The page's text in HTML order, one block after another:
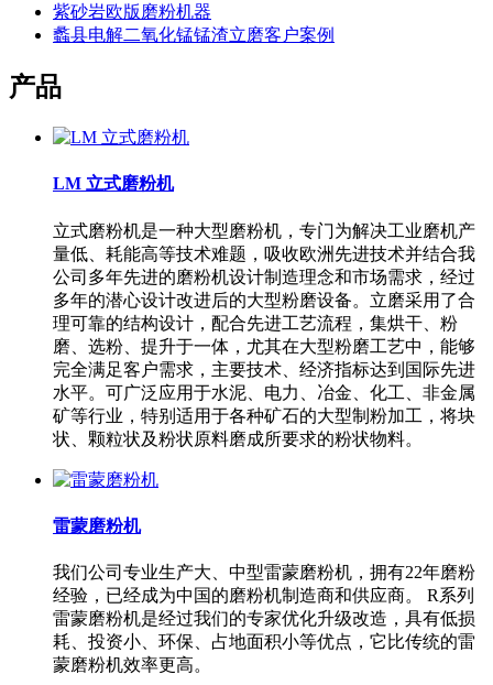
紫砂岩欧版磨粉机器
蠡县电解二氧化锰锰渣立磨客户案例
产品
LM 立式磨粉机
立式磨粉机是一种大型磨粉机，专门为解决工业磨机产
量低、耗能高等技术难题，吸收欧洲先进技术并结合我
公司多年先进的磨粉机设计制造理念和市场需求，经过
多年的潜心设计改进后的大型粉磨设备。立磨采用了合
理可靠的结构设计，配合先进工艺流程，集烘干、粉
磨、选粉、提升于一体，尤其在大型粉磨工艺中，能够
完全满足客户需求，主要技术、经济指标达到国际先进
水平。可广泛应用于水泥、电力、冶金、化工、非金属
矿等行业，特别适用于各种矿石的大型制粉加工，将块
状、颗粒状及粉状原料磨成所要求的粉状物料。
雷蒙磨粉机
我们公司专业生产大、中型雷蒙磨粉机，拥有22年磨粉
经验，已经成为中国的磨粉机制造商和供应商。 R系列
雷蒙磨粉机是经过我们的专家优化升级改造，具有低损
耗、投资小、环保、占地面积小等优点，它比传统的雷
蒙磨粉机效率更高。